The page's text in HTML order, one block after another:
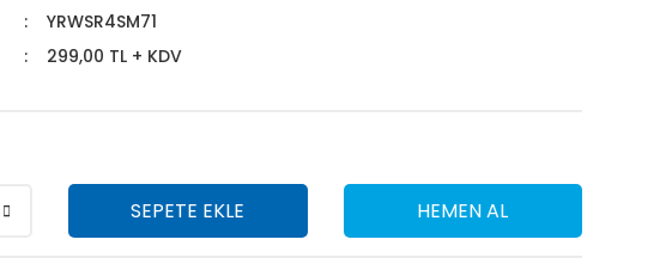
YRWSR4SM71
299,00 TL + KDV
SEPETE EKLE HEMEN AL